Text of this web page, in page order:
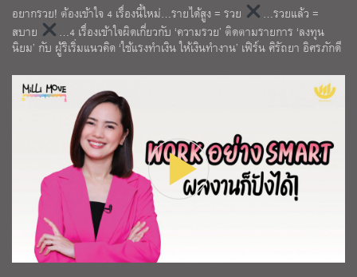
อยากรวย! ต้องเข้าใจ 4 เรื่องนี้ใหม่…รายได้สูง = รวย
…รวยแล้ว =
สบาย
…4 เรื่องเข้าใจผิดเกี่ยวกับ ‘ความรวย’ ติดตามรายการ ‘ลงทุน
นิยม’ กับ ผู้ริเริ่มแนวคิด ‘ใช้แรงทำเงิน ให้เงินทำงาน’ เฟิร์น ศิรัถยา อิศรภักดี